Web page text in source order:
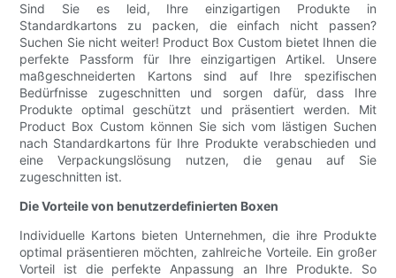
Sind Sie es leid, Ihre einzigartigen Produkte in
Standardkartons zu packen, die einfach nicht passen?
Suchen Sie nicht weiter! Product Box Custom bietet Ihnen die
perfekte Passform für Ihre einzigartigen Artikel. Unsere
maßgeschneiderten Kartons sind auf Ihre spezifischen
Bedürfnisse zugeschnitten und sorgen dafür, dass Ihre
Produkte optimal geschützt und präsentiert werden. Mit
Product Box Custom können Sie sich vom lästigen Suchen
nach Standardkartons für Ihre Produkte verabschieden und
eine Verpackungslösung nutzen, die genau auf Sie
zugeschnitten ist.
Die Vorteile von benutzerdefinierten Boxen
Individuelle Kartons bieten Unternehmen, die ihre Produkte
optimal präsentieren möchten, zahlreiche Vorteile. Ein großer
Vorteil ist die perfekte Anpassung an Ihre Produkte. So